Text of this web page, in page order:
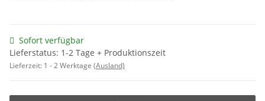
Sofort verfügbar
Lieferstatus: 1-2 Tage + Produktionszeit
Lieferzeit: 1 - 2 Werktage (Ausland)